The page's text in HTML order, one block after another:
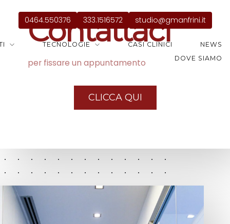
0464.550376 333.1516572 studio@gmanfrini.it
TECNOLOGIE CASI CLINICI
NEWS
DOVE SIAMO
Contattaci
per fissare un appuntamento
CLICCA QUI